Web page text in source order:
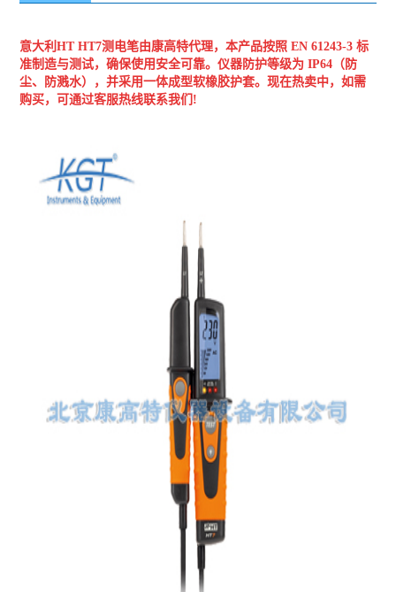
意大利HT HT7测电笔由康高特代理，本产品按照 EN 61243-3 标
准制造与测试，确保使用安全可靠。仪器防护等级为 IP64（防
尘、防溅水），并采用一体成型软橡胶护套。现在热卖中，如需
购买，可通过客服热线联系我们!